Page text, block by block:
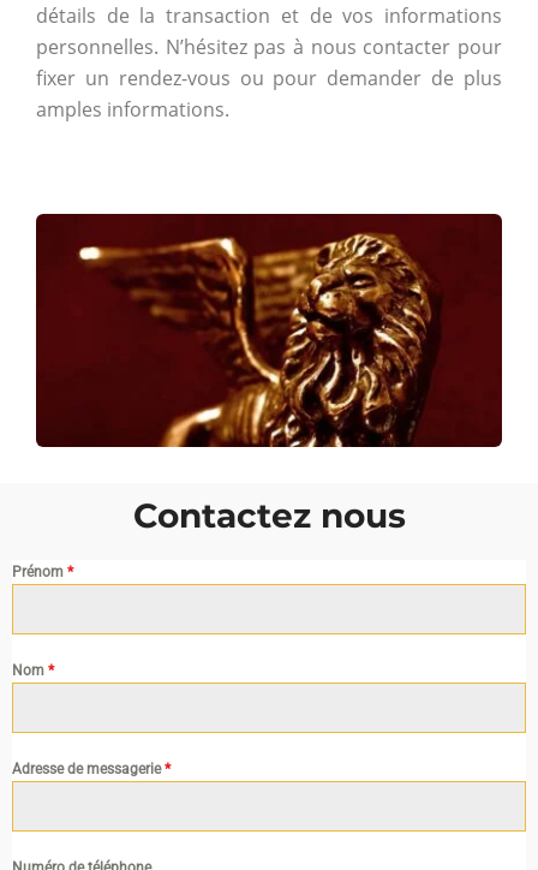
détails de la transaction et de vos informations
personnelles. N’hésitez pas à nous contacter pour
fixer un rendez-vous ou pour demander de plus
amples informations.
Contactez nous
Prénom *
Nom *
Adresse de messagerie*